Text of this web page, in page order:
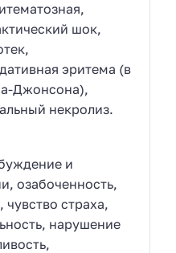
шок,
эритема (в
Джонсона),
некролиз.
и
озабоченность,
страха,
нарушение